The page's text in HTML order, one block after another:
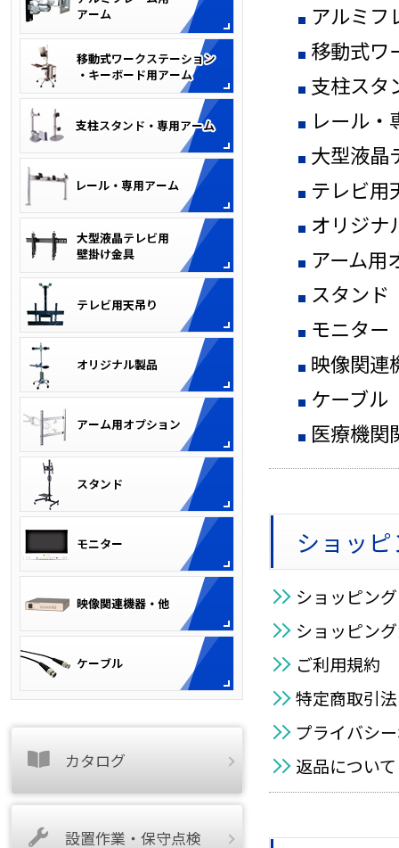
アルミフ
移動式ワ
支柱スタ
レール・
大型液晶
テレビ用
オリジナ
アーム用
スタンド
モニター
映像関連
ケーブル
医療機関
ショッ
ショッピン
ショッピン
ご利用規約
特定商取引
プライバシ
返品について
カタログ
設置作業・保守点検